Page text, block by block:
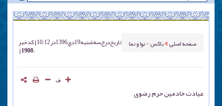
صفحه اصلی باکس - نوا و نما تاریخ درجسه شنبه 19 دي 1396 در 10:12 کد خبر
: 1908
ف
عیادت خادمین حرم رضوی